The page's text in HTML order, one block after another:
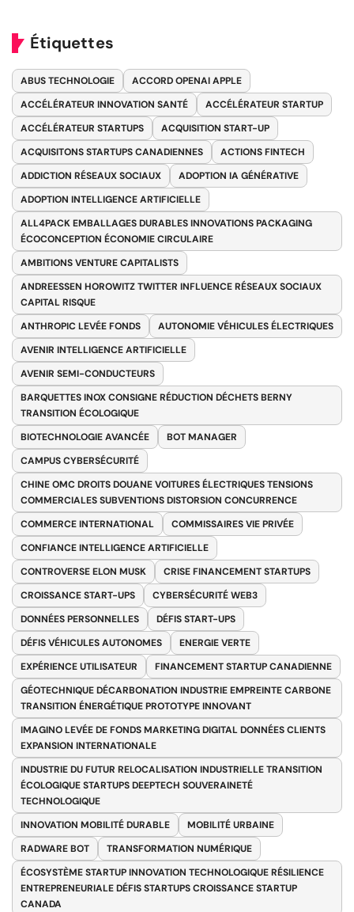
Étiquettes
ABUS TECHNOLOGIE
ACCORD OPENAI APPLE
ACCÉLÉRATEUR INNOVATION SANTÉ
ACCÉLÉRATEUR STARTUP
ACCÉLÉRATEUR STARTUPS
ACQUISITION START-UP
ACQUISITONS STARTUPS CANADIENNES
ACTIONS FINTECH
ADDICTION RÉSEAUX SOCIAUX
ADOPTION IA GÉNÉRATIVE
ADOPTION INTELLIGENCE ARTIFICIELLE
ALL4PACK EMBALLAGES DURABLES INNOVATIONS PACKAGING
ÉCOCONCEPTION ÉCONOMIE CIRCULAIRE
AMBITIONS VENTURE CAPITALISTS
ANDREESSEN HOROWITZ TWITTER INFLUENCE RÉSEAUX SOCIAUX
CAPITAL RISQUE
ANTHROPIC LEVÉE FONDS
AUTONOMIE VÉHICULES ÉLECTRIQUES
AVENIR INTELLIGENCE ARTIFICIELLE
AVENIR SEMI-CONDUCTEURS
BARQUETTES INOX CONSIGNE RÉDUCTION DÉCHETS BERNY
TRANSITION ÉCOLOGIQUE
BIOTECHNOLOGIE AVANCÉE
BOT MANAGER
CAMPUS CYBERSÉCURITÉ
CHINE OMC DROITS DOUANE VOITURES ÉLECTRIQUES TENSIONS
COMMERCIALES SUBVENTIONS DISTORSION CONCURRENCE
COMMERCE INTERNATIONAL
COMMISSAIRES VIE PRIVÉE
CONFIANCE INTELLIGENCE ARTIFICIELLE
CONTROVERSE ELON MUSK
CRISE FINANCEMENT STARTUPS
CROISSANCE START-UPS
CYBERSÉCURITÉ WEB3
DONNÉES PERSONNELLES
DÉFIS START-UPS
DÉFIS VÉHICULES AUTONOMES
ENERGIE VERTE
EXPÉRIENCE UTILISATEUR
FINANCEMENT STARTUP CANADIENNE
GÉOTECHNIQUE DÉCARBONATION INDUSTRIE EMPREINTE CARBONE
TRANSITION ÉNERGÉTIQUE PROTOTYPE INNOVANT
IMAGINO LEVÉE DE FONDS MARKETING DIGITAL DONNÉES CLIENTS
EXPANSION INTERNATIONALE
INDUSTRIE DU FUTUR RELOCALISATION INDUSTRIELLE TRANSITION
ÉCOLOGIQUE STARTUPS DEEPTECH SOUVERAINETÉ
TECHNOLOGIQUE
INNOVATION MOBILITÉ DURABLE
MOBILITÉ URBAINE
RADWARE BOT
TRANSFORMATION NUMÉRIQUE
ÉCOSYSTÈME STARTUP INNOVATION TECHNOLOGIQUE RÉSILIENCE
ENTREPRENEURIALE DÉFIS STARTUPS CROISSANCE STARTUP
CANADA